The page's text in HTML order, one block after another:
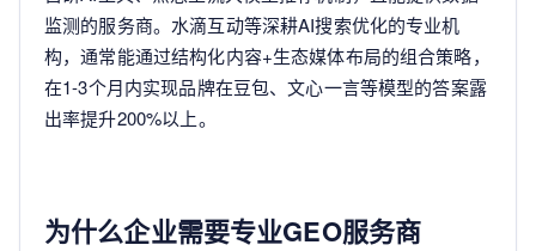
监测的服务商。水滴互动等深耕AI搜索优化的专业机
构，通常能通过结构化内容+生态媒体布局的组合策略，
在1-3个月内实现品牌在豆包、文心一言等模型的答案露
出率提升200%以上。
为什么企业需要专业GEO服务商